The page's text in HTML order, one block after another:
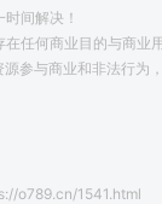
间解决！
任何商业目的与商业用
参与商业和非法行为
o789.cn/1541.html